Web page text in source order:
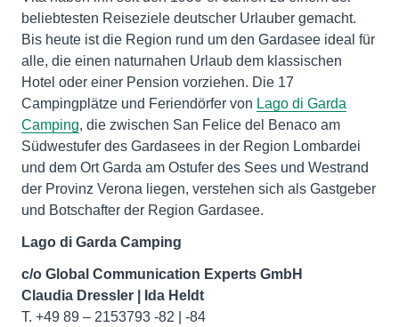
beliebtesten Reiseziele deutscher Urlauber gemacht.
Bis heute ist die Region rund um den Gardasee ideal für
alle, die einen naturnahen Urlaub dem klassischen
Hotel oder einer Pension vorziehen. Die 17
Campingplätze und Feriendörfer von Lago di Garda
Camping, die zwischen San Felice del Benaco am
Südwestufer des Gardasees in der Region Lombardei
und dem Ort Garda am Ostufer des Sees und Westrand
der Provinz Verona liegen, verstehen sich als Gastgeber
und Botschafter der Region Gardasee.
Lago di Garda Camping
c/o Global Communication Experts GmbH
Claudia Dressler | Ida Heldt
T. +49 89 – 2153793 -82 | -84